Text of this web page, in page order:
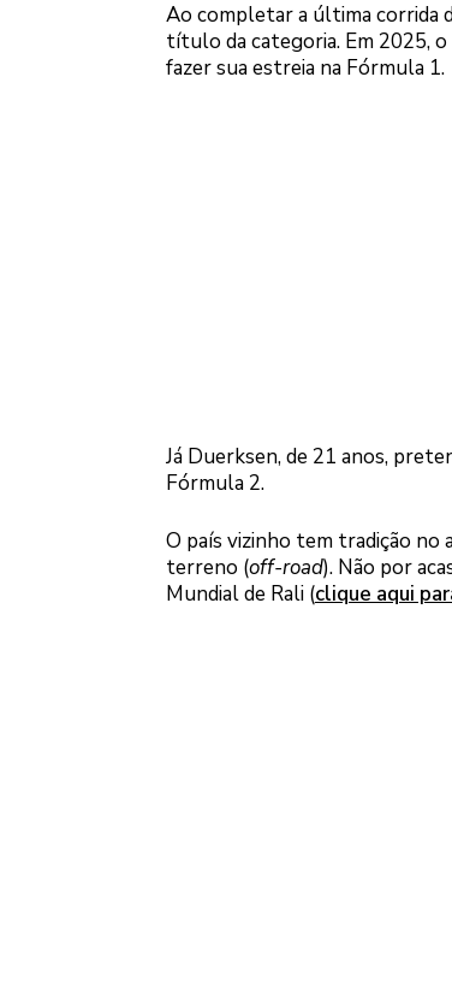
Ao completar a última corrida
título da categoria. Em 2025,
fazer sua estreia na Fórmula 1.
Já Duerksen, de 21 anos,
Fórmula 2.
O país vizinho tem tradição no
terreno (off-road). Não por
Mundial de Rali (clique aqui